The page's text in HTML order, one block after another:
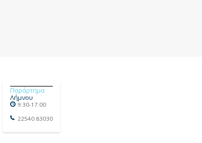
Παράρτημα
Λήμνου
9:30-17:00
22540 83030